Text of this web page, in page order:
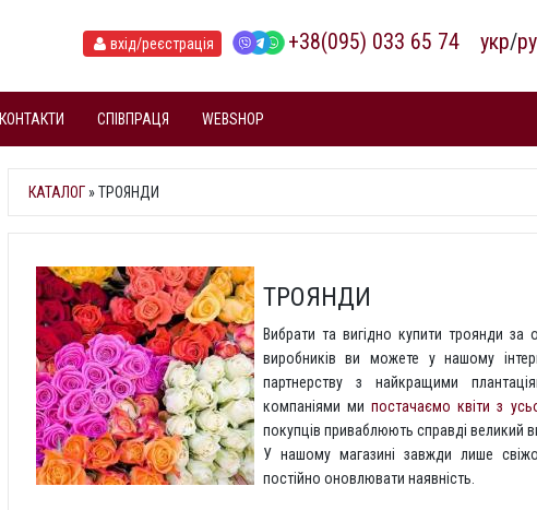
вхід/реєстрація +38(095) 033 65 74 укр/ру
КОНТАКТИ СПІВПРАЦЯ WEBSHOP
КАТАЛОГ» ТРОЯНДИ
ТРОЯНДИ
Вибрати та вигідно купити троянди
виробників ви можете у нашому
партнерству з найкращими
компаніями ми постачаємо квіти з
покупців приваблюють справді великий
У нашому магазині завжди лише
постійно оновлювати наявність.